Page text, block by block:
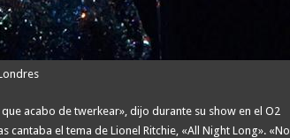
acabo de twerkear», dijo durante su show en el O2
el tema de Lionel Ritchie, «All Night Long». «No